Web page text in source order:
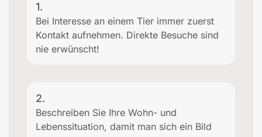
1.
Bei Interesse an einem Tier immer zuerst
Kontakt aufnehmen. Direkte Besuche sind
nie erwünscht!
2.
Beschreiben Sie Ihre Wohn- und
Lebenssituation, damit man sich ein Bild